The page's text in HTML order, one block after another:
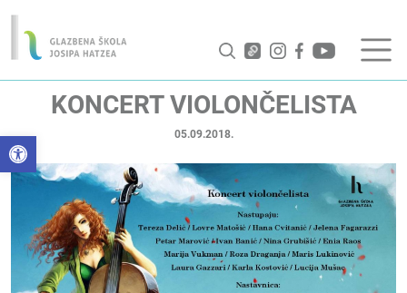
Open toolbar
KONCERT VIOLONČELISTA
05.09.2018.